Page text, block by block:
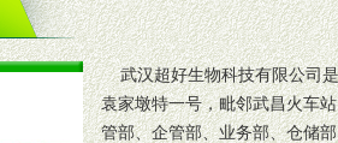
武汉超好生物科技有限公司是
袁家墩特一号，毗邻武昌火车
管部、企管部、业务部、仓储